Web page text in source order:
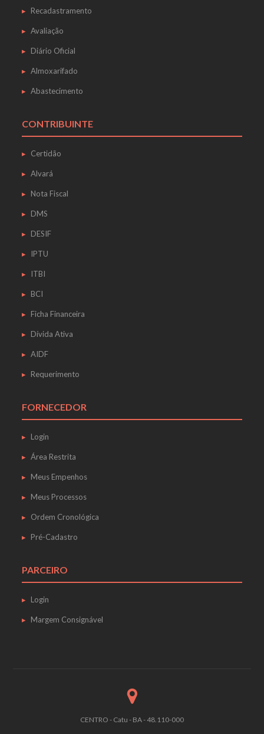
Recadastramento
Avaliação
Diário Oficial
Almoxarifado
Abastecimento
CONTRIBUINTE
Certidão
Alvará
Nota Fiscal
DMS
DESIF
IPTU
ITBI
BCI
Ficha Financeira
Dívida Ativa
AIDF
Requerimento
FORNECEDOR
Login
Área Restrita
Meus Empenhos
Meus Processos
Ordem Cronológica
Pré-Cadastro
PARCEIRO
Login
Margem Consignável
CENTRO - Catu - BA - 48.110-000